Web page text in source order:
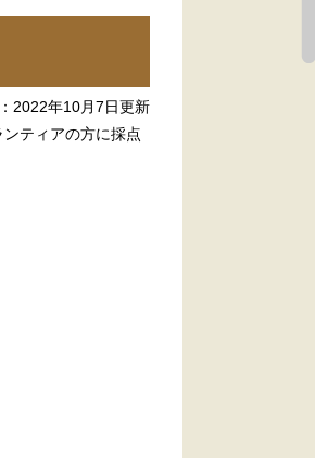
2022年10月7日更新
ティアの方に採点